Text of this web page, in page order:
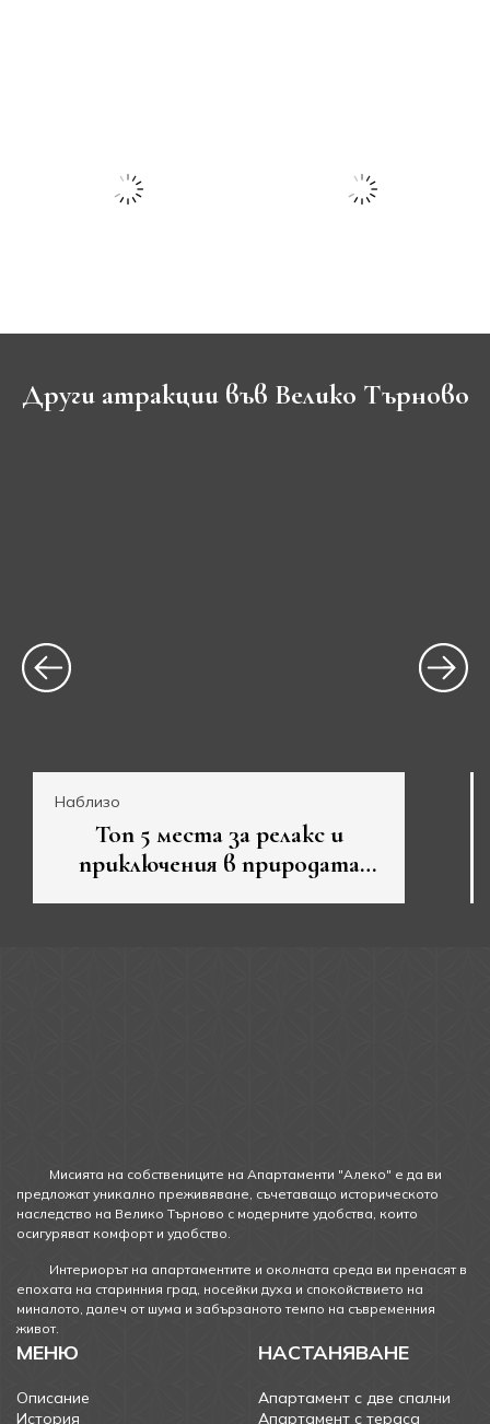
Други атракции във Велико Търново
Наблизо
Топ 5 места за релакс и
приключения в природата
Мисията на собствениците на Апартаменти "Алеко" е да ви
предложат уникално преживяване, съчетаващо историческото
наследство на Велико Търново с модерните удобства, които
осигуряват комфорт и удобство.
Интериорът на апартаментите и околната среда ви пренасят в
епохата на старинния град, носейки духа и спокойствието на
миналото, далеч от шума и забързаното темпо на съвременния
живот.
МЕНЮ
Описание
История
НАСТАНЯВАНЕ
Апартамент с две спални
Апартамент с тераса